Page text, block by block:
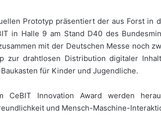
Prototyp präsentiert der aus Forst in
in Halle 9 am Stand D40 des
mit der Deutschen Messe noch
zur drahtlosen Distribution digitaler
für Kinder und Jugendliche.
CeBIT Innovation Award werden
und Mensch-Maschine-